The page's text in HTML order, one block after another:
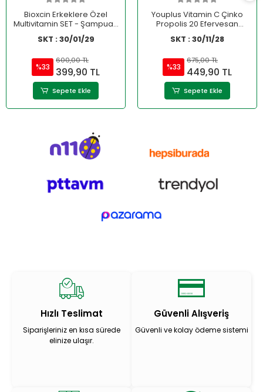
Bioxcin Erkeklere Özel
Multivitamin SET - Şampuan
HEDİYE
SKT : 30/01/29
%33
600,00 TL
399,90 TL
Sepete Ekle
Youplus Vitamin C Çinko
Propolis 20 Efervesan
Tablet - 2.si %50 İndirimli
SKT : 30/11/28
%33
675,00 TL
449,90 TL
Sepete Ekle
Hızlı Teslimat
Siparişleriniz en kısa sürede
elinize ulaşır.
Güvenli Alışveriş
Güvenli ve kolay ödeme sistemi